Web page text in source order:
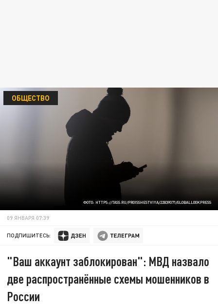
ФОТО: HTTPS://TASS.RU/PROISSHESTVIYA/22839071/GLOBALLOOKPRESS
ОБЩЕСТВО
09 ЯНВАРЯ 07:39
ПОДПИШИТЕСЬ:
"Ваш аккаунт заблокирован": МВД назвало
две распространённые схемы мошенников в
России